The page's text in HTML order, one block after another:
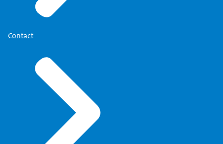
Contact